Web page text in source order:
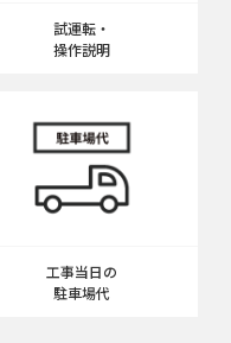
試運転・
操作説明
工事当日の
駐車場代